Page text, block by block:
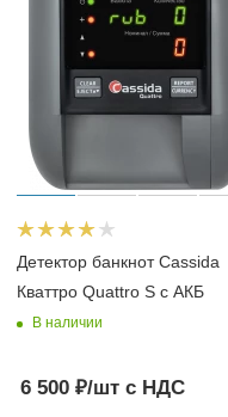
Детектор банкнот Cassida
Кваттро Quattro S с АКБ
В наличии
6 500₽/штс НДС